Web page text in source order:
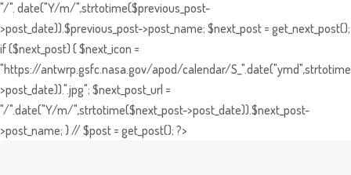
"/". date("Y/m/",strtotime($previous_post-
>post_date)).$previous_post->post_name; $next_post = get_next_post();
if ($next_post) { $next_icon =
"https://antwrp.gsfc.nasa.gov/apod/calendar/
>post_date)).".jpg"; $next_post_url =
"/".date("Y/m/",strtotime($next_post->post_date)).$next_post-
>post_name; } // $post = get_post(); ?>